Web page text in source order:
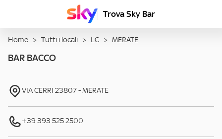
Trova Sky Bar
Home > Tutti i locali > LC > MERATE
BAR BACCO
VIA CERRI 23807-MERATE
+39 393 525 2500